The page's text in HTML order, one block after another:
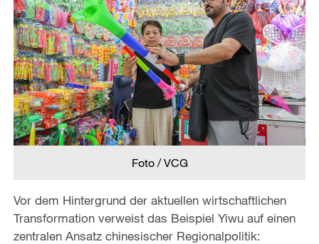
Foto / VCG
Vor dem Hintergrund der aktuellen wirtschaftlichen
Transformation verweist das Beispiel Yiwu auf einen
zentralen Ansatz chinesischer Regionalpolitik: